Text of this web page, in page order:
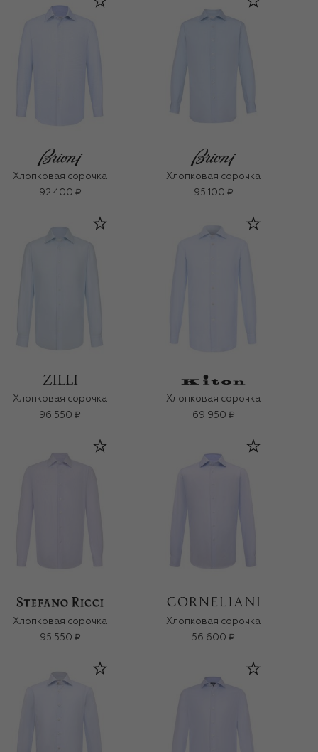
Хлопковая сорочка
92 400 ₽
Хлопковая сорочка
95 100 ₽
Хлопковая сорочка
96 550 ₽
Хлопковая сорочка
69 950 ₽
Хлопковая сорочка
95 550 ₽
Хлопковая сорочка
56 600 ₽